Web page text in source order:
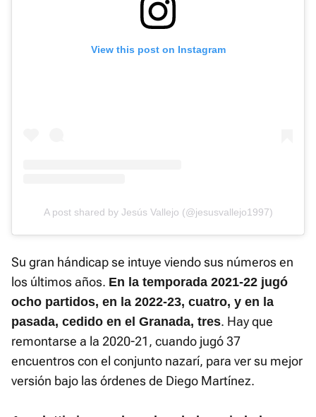
View this post on Instagram
A post shared by Jesús Vallejo (@jesusvallejo1997)
Su gran hándicap se intuye viendo sus números en
los últimos años. En la temporada 2021-22 jugó
ocho partidos, en la 2022-23, cuatro, y en la
pasada, cedido en el Granada, tres. Hay que
remontarse a la 2020-21, cuando jugó 37
encuentros con el conjunto nazarí, para ver su mejor
versión bajo las órdenes de Diego Martínez.